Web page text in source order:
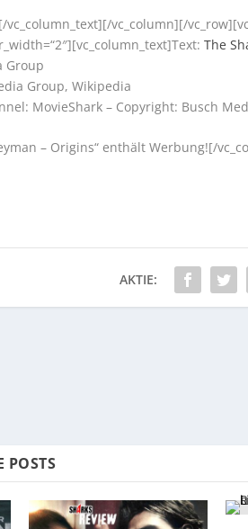
vc_column][/
The
Group
Group, Wikipedia
MovieShark – Copyright: Busch
– Origins“ enthält Werbung![/
AKTIE:
POSTS